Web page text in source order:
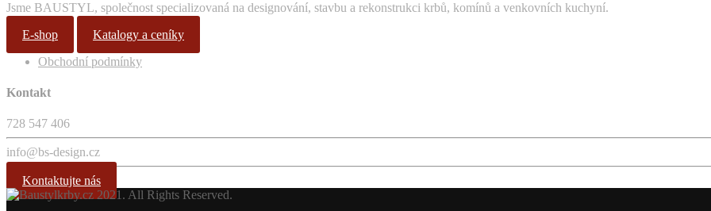
Jsme BAUSTYL, společnost specializovaná na designování, stavbu a rekonstrukci krbů, komínů a venkovních kuchyní.
E-shop
Katalogy a ceníky
Obchodní podmínky
Kontakt
728 547 406
info@bs-design.cz
Kontaktujte nás
2021. All Rights Reserved.